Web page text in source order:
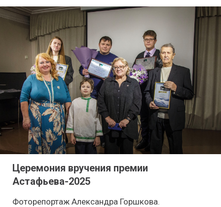
Церемония вручения премии
Астафьева-2025
Фоторепортаж Александра Горшкова.